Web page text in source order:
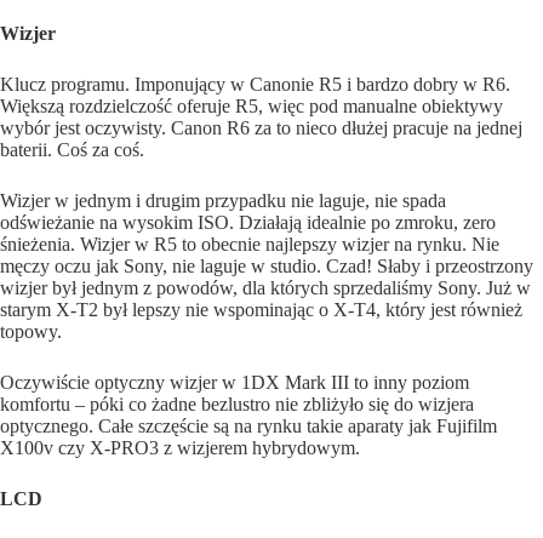
Wizjer
Klucz programu. Imponujący w Canonie R5 i bardzo dobry w R6.
Większą rozdzielczość oferuje R5, więc pod manualne obiektywy
wybór jest oczywisty. Canon R6 za to nieco dłużej pracuje na jednej
baterii. Coś za coś.
Wizjer w jednym i drugim przypadku nie laguje, nie spada
odświeżanie na wysokim ISO. Działają idealnie po zmroku, zero
śnieżenia. Wizjer w R5 to obecnie najlepszy wizjer na rynku. Nie
męczy oczu jak Sony, nie laguje w studio. Czad! Słaby i przeostrzony
wizjer był jednym z powodów, dla których sprzedaliśmy Sony. Już w
starym X-T2 był lepszy nie wspominając o X-T4, który jest również
topowy.
Oczywiście optyczny wizjer w 1DX Mark III to inny poziom
komfortu – póki co żadne bezlustro nie zbliżyło się do wizjera
optycznego. Całe szczęście są na rynku takie aparaty jak Fujifilm
X100v czy X-PRO3 z wizjerem hybrydowym.
LCD